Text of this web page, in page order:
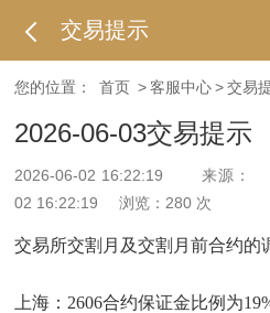
交易提示
您的位置： 首页 > 客服中心 > 交易
2026-06-03交易提示
2026-06-02 16:22:19 来源：
02 16:22:19
浏览： 280 次
交易所交割月及交割月前合约的
上海：2606合约保证金比例为